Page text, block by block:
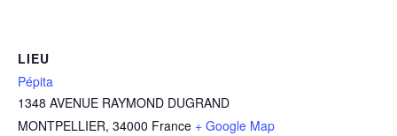
LIEU
Pépita
1348 AVENUE RAYMOND DUGRAND
MONTPELLIER, 34000 France + Google Map